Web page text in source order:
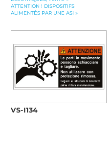
ATTENTION ! DISPOSITIFS
ALIMENTÉS PAR UNE ASI »
VS-I134